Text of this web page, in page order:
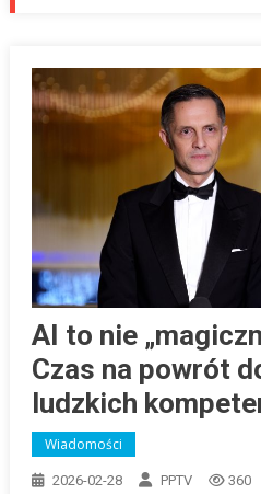
AI to nie
Czas na powrót
ludzkich
Wiadomości
2026-02-28 PPTV 360